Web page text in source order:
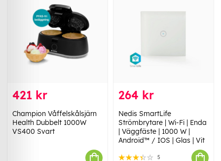
421 kr
Champion Våffelskålsjärn
Health Dubbelt 1000W
VS400 Svart
264 kr
Nedis SmartLife
Strömbrytare | Wi-Fi | Enda
| Väggfäste | 1000 W |
Android™ / IOS | Glas | Vit
5